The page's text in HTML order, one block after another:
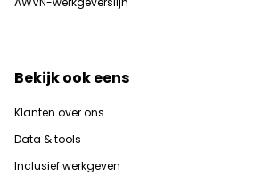
Bekijk ook eens
Klanten over ons
Data & tools
Inclusief werkgeven